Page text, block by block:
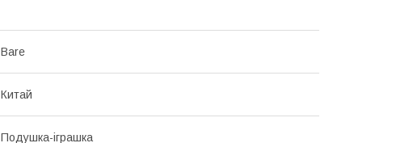
Bare
Китай
Подушка-іграшка